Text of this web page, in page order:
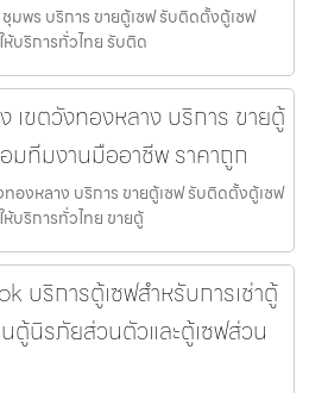
มพร บริการ ขายตู้เซฟ รับติดตั้งตู้เซฟ
บริการทั่วไทย รับติด
เขตวังทองหลาง บริการ ขายตู้
มทีมงานมืออาชีพ ราคาถูก
องหลาง บริการ ขายตู้เซฟ รับติดตั้งตู้เซฟ
บริการทั่วไทย ขายตู้
บริการตู้เซฟสำหรับการเช่าตู้
นตู้นิรภัยส่วนตัวและตู้เซฟส่วน